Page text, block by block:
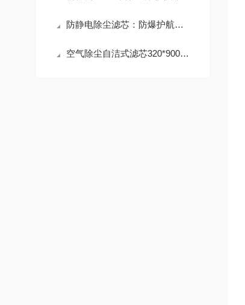
防静电除尘滤芯：防爆护航，高效除尘，守护高危工况安全
空气除尘自洁式滤芯320*900mm 性能